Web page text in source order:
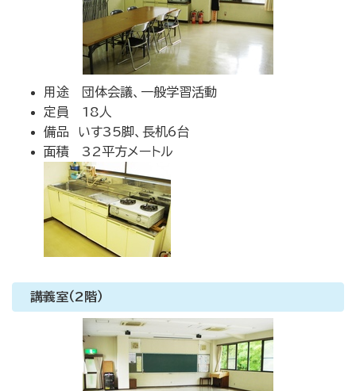
用途 団体会議、一般学習活動
定員 18人
備品 いす35脚、長机6台
面積 32平方メートル
講義室（2階）